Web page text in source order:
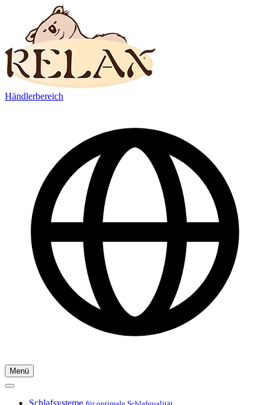
Händlerbereich
Menü
Schlafsysteme